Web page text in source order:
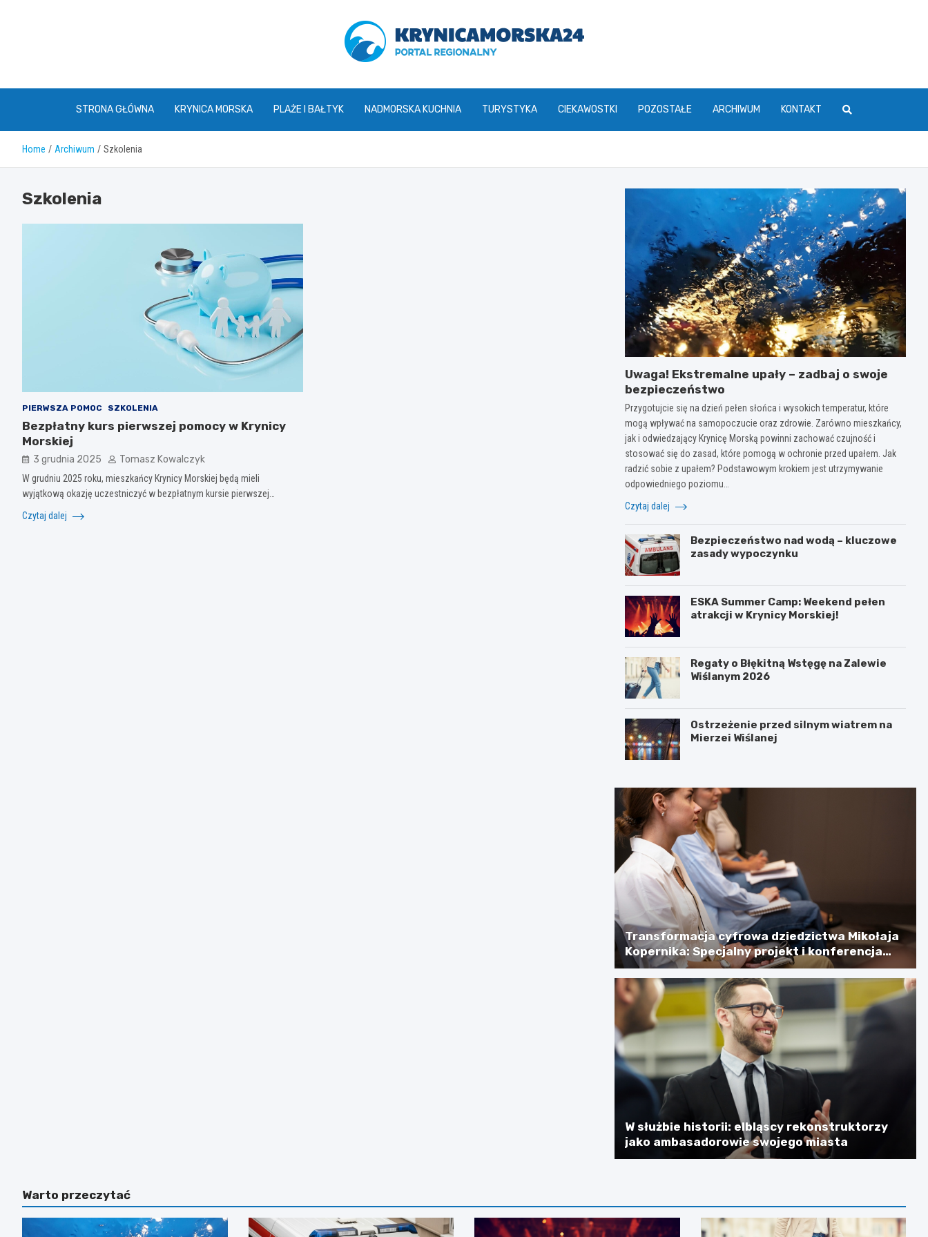
krynicamorska24.pl
STRONA GŁÓWNA KRYNICA MORSKA PLAŻE I BAŁTYK NADMORSKA KUCHNIA TURYSTYKA CIEKAWOSTKI POZOSTAŁE ARCHIWUM KONTAKT
Home Archiwum Szkolenia
Szkolenia
PIERWSZA POMOC SZKOLENIA
Bezpłatny kurs pierwszej pomocy w Krynicy
Morskiej
3 grudnia 2025 Tomasz Kowalczyk
W grudniu 2025 roku, mieszkańcy Krynicy Morskiej będą mieli
wyjątkową okazję uczestniczyć w bezpłatnym kursie pierwszej…
Czytaj dalej
Uwaga! Ekstremalne upały – zadbaj o swoje
bezpieczeństwo
Przygotujcie się na dzień pełen słońca i wysokich temperatur, które
mogą wpływać na samopoczucie oraz zdrowie. Zarówno mieszkańcy,
jak i odwiedzający Krynicę Morską powinni zachować czujność i
stosować się do zasad, które pomogą w ochronie przed upałem. Jak
radzić sobie z upałem? Podstawowym krokiem jest utrzymywanie
odpowiedniego poziomu…
Czytaj dalej
Bezpieczeństwo nad wodą – kluczowe
zasady wypoczynku
ESKA Summer Camp: Weekend pełen
atrakcji w Krynicy Morskiej!
Regaty o Błękitną Wstęgę na Zalewie
Wiślanym 2026
Ostrzeżenie przed silnym wiatrem na
Mierzei Wiślanej
Transformacja cyfrowa dziedzictwa Mikołaja
Kopernika: Specjalny projekt i konferencja
naukowa
W służbie historii: elbląscy rekonstruktorzy
jako ambasadorowie swojego miasta
Warto przeczytać